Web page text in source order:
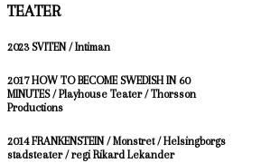
TEATER
2023 SVITEN / Intiman
2017 HOW TO BECOME SWEDISH IN 60
MINUTES / Playhouse Teater / Thorsson
Productions
2014 FRANKENSTEIN /Monstret / Helsingborgs
stadsteater / regi Rikard Lekander